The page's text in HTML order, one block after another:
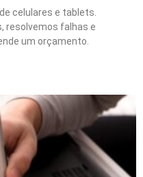
celulares e tablets.
resolvemos falhas e
um orçamento.